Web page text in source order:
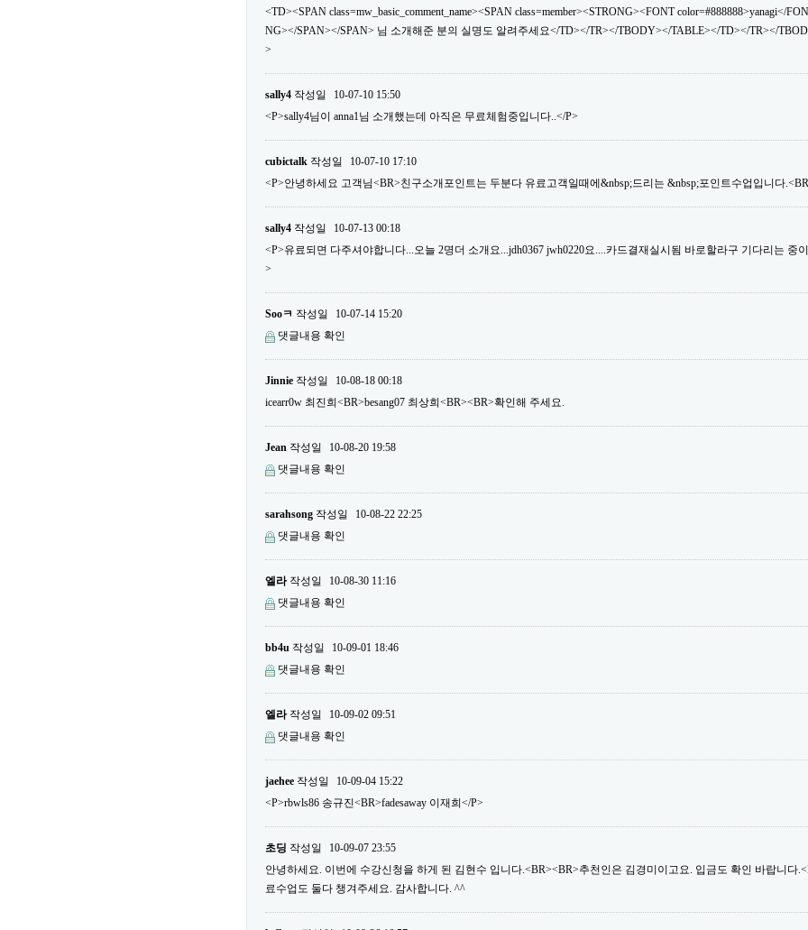
<TD><SPAN class=mw_basic_comment_name><SPAN class=member><STRONG><FONT color=#888888>yanagi</
NG></SPAN></SPAN> 님 소개해준 분의 실명도 알려주세요</TD></TR></TBODY></TABLE></TD></TR></
>
sally4 작성일
10-07-10 15:50
<P>sally4님이 anna1님 소개했는데 아직은 무료체험중입니다..</P>
cubictalk 작성일
10-07-10 17:10
<P>안녕하세요 고객님<BR>친구소개포인트는 두분다 유료고객일때에&nbsp;드리는 &nbsp;포인트수업입니다
sally4 작성일
10-07-13 00:18
<P>유료되면 다주셔야합니다...오늘 2명더 소개요...jdh0367 jwh0220요....카드결재실시됨 바로할라구 기다리는 중
>
Sooㅋ 작성일
10-07-14 15:20
댓글내용 확인
Jinnie 작성일
10-08-18 00:18
icearr0w 최진희<BR>besang07 최상희<BR><BR>확인해 주세요.
Jean 작성일
10-08-20 19:58
댓글내용 확인
sarahsong 작성일
10-08-22 22:25
댓글내용 확인
엘라작성일
10-08-30 11:16
댓글내용 확인
bb4u 작성일
10-09-01 18:46
댓글내용 확인
엘라작성일
10-09-02 09:51
댓글내용 확인
jaehee 작성일
10-09-04 15:22
<P>rbwls86 송규진<BR>fadesaway 이재희</P>
초딩 작성일
10-09-07 23:55
안녕하세요. 이번에 수강신청을 하게 된 김현수 입니다.<BR><BR>추천인은 김경미이고요. 입금도 확인 바랍니다
료수업도 둘다 챙겨주세요. 감사합니다. ^^